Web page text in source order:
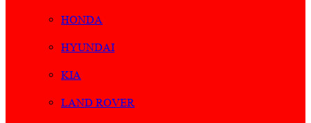
HONDA
HYUNDAI
KIA
LAND ROVER